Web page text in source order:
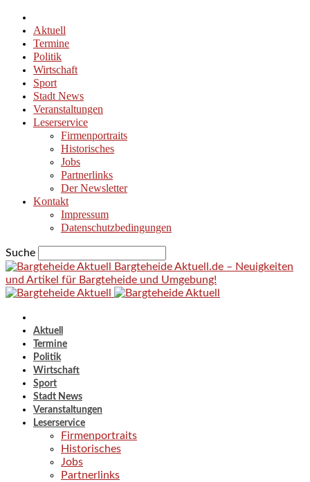
Aktuell
Termine
Politik
Wirtschaft
Sport
Stadt News
Veranstaltungen
Leserservice
Firmenportraits
Historisches
Jobs
Partnerlinks
Der Newsletter
Kontakt
Impressum
Datenschutzbedingungen
Suche
Bargteheide Aktuell.de – Neuigkeiten
und Artikel für Bargteheide und Umgebung!
Aktuell
Termine
Politik
Wirtschaft
Sport
Stadt News
Veranstaltungen
Leserservice
Firmenportraits
Historisches
Jobs
Partnerlinks